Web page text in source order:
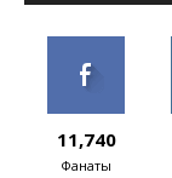
11,740
Фанаты